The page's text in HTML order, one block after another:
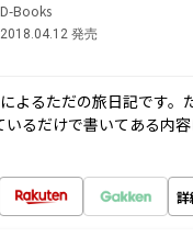
D-Books
2018.04.12 発売
よるただの旅日記です。
いるだけで書いてある内
詳